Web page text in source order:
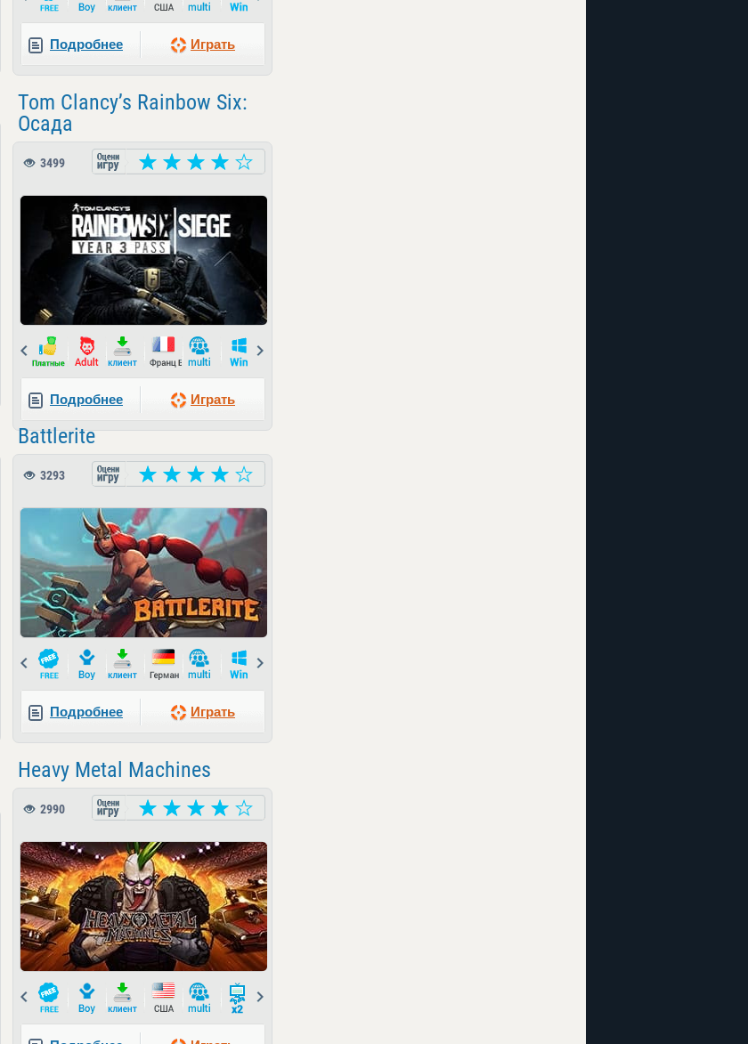
Подробнее Играть
Tom Clancy’s Rainbow Six:
Осада
3499
Prev
Подробнее Играть
Battlerite
3293
Prev
Подробнее Играть
Heavy Metal Machines
2990
Prev